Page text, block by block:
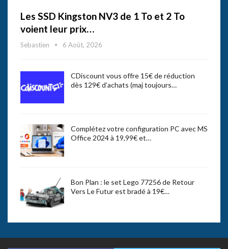
Les SSD Kingston NV3 de 1 To et 2 To
voient leur prix…
Sebastien 6 Août, 2026
CDiscount vous offre 15€ de réduction
dès 129€ d’achats (maj toujours…
Complétez votre configuration PC avec MS
Office 2024 à 19,99€ et…
Bon Plan : le set Lego 77256 de Retour
Vers Le Futur est bradé à 19€…